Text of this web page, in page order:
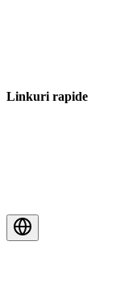
Linkuri rapide